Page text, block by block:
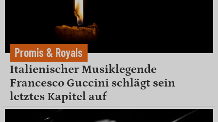
Promis & Royals
Italienischer Musiklegende
Francesco Guccini schlägt sein
letztes Kapitel auf